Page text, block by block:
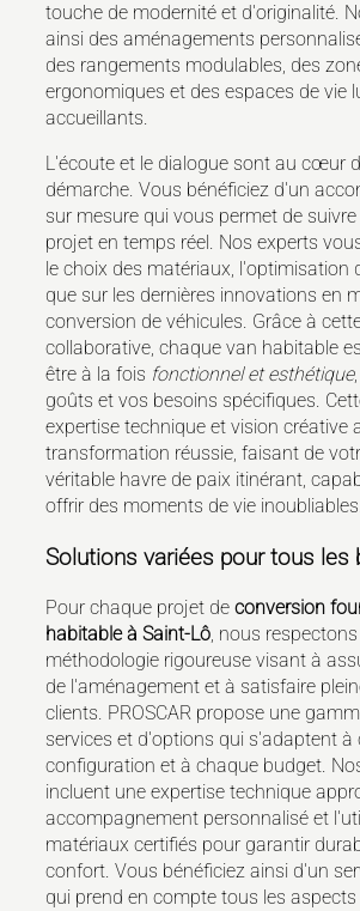
touche de modernité et d'originalité.
ainsi des aménagements
des rangements modulables, des
ergonomiques et des espaces de vie
accueillants.
L'écoute et le dialogue sont au cœur
démarche. Vous bénéficiez d'un
sur mesure qui vous permet de
projet en temps réel. Nos experts
le choix des matériaux, l'optimisation
que sur les dernières innovations en
conversion de véhicules. Grâce à
collaborative, chaque van habitable
être à la fois fonctionnel et esthétique
goûts et vos besoins spécifiques.
expertise technique et vision créative
transformation réussie, faisant de
véritable havre de paix itinérant,
offrir des moments de vie inoubliables.
Solutions variées pour tous les
Pour chaque projet deconversion
habitable à Saint-Lô, nous
méthodologie rigoureuse visant à
de l'aménagement et à satisfaire
clients. PROSCAR propose une
services et d'options qui s'adaptent à
configuration et à chaque budget.
incluent une expertise technique
accompagnement personnalisé et
matériaux certifiés pour garantir
confort. Vous bénéficiez ainsi d'un
qui prend en compte tous les aspects